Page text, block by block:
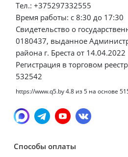
Тел.: +375297332555
Время работы: с 8:30 до 17:30
Свидетельство о
0180437, выданное
района г. Бреста от 14.04.2022
Регистрация в торговом
532542
https://www.q5.by4.8 из5 на основе
Способы оплаты